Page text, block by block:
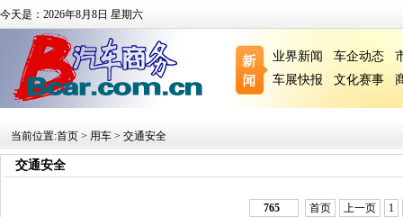
今天是：2026年8月8日 星期六
业界新闻 车企动态
车展快报
文化赛事
当前位置:首页 > 用车 > 交通安全
交通安全
765 首页 上一页 1